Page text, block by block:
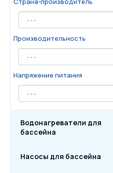
Производительность
Напряжение питания
Водонагреватели для
бассейна
Насосы для бассейна